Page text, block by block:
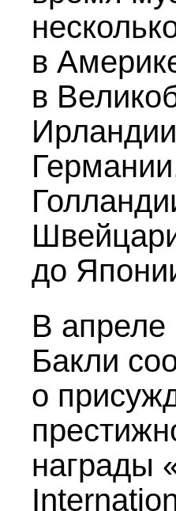
в
в
до
В
Бакли
о
награды